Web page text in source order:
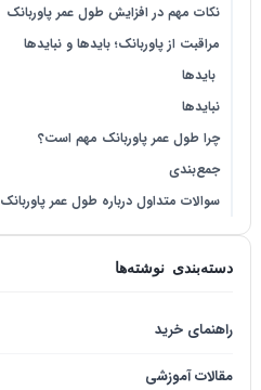
نکات مهم در افزایش طول عمر پاوربانک
مراقبت از پاوربانک؛ بایدها و نبایدها
بایدها
نبایدها
چرا طول عمر پاوربانک مهم است؟
جمع‌بندی
سوالات متداول درباره طول عمر پاوربانک
دسته‌بندی نوشته‌ها
راهنمای خرید
مقالات آموزشی